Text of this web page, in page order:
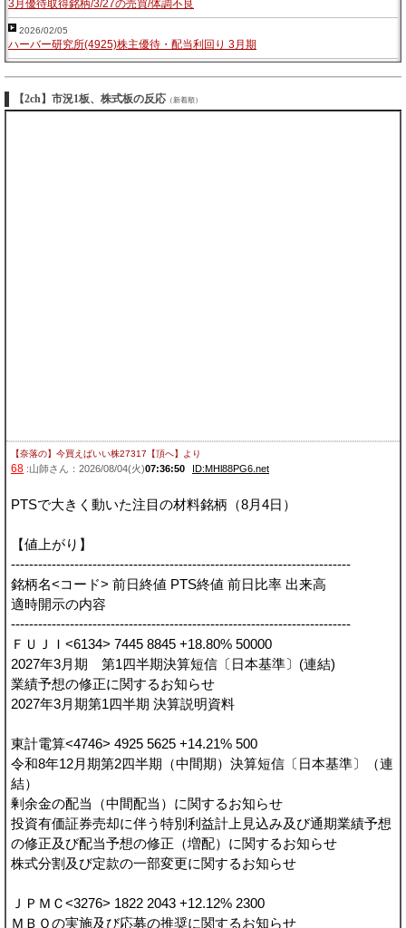
3月優待取得銘柄/3/27の売買/体調不良
2026/02/05
ハーバー研究所(4925)株主優待・配当利回り 3月期
【2ch】市況1板、株式板の反応 （新着順）
【奈落の】今買えばいい株27317【頂へ】 より
68 :山師さん：2026/08/04(火)07:36:50 ID:MHl88PG6.net
PTSで大きく動いた注目の材料銘柄（8月4日）
【値上がり】
---------------------------------------------------------------------------
銘柄名<コード> 前日終値 PTS終値 前日比率 出来高
適時開示の内容
---------------------------------------------------------------------------
ＦＵＪＩ<6134> 7445 8845 +18.80% 50000
2027年3月期 第1四半期決算短信〔日本基準〕(連結)
業績予想の修正に関するお知らせ
2027年3月期第1四半期 決算説明資料
東計電算<4746> 4925 5625 +14.21% 500
令和8年12月期第2四半期（中間期）決算短信〔日本基準〕（連
結）
剰余金の配当（中間配当）に関するお知らせ
投資有価証券売却に伴う特別利益計上見込み及び通期業績予想
の修正及び配当予想の修正（増配）に関するお知らせ
株式分割及び定款の一部変更に関するお知らせ
ＪＰＭＣ<3276> 1822 2043 +12.12% 2300
ＭＢＯの実施及び応募の推奨に関するお知らせ